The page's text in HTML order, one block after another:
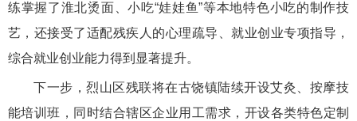
练掌握了淮北烫面、小吃“娃娃鱼”等本地特色小吃的制作技
艺，还接受了适配残疾人的心理疏导、就业创业专项指导，
综合就业创业能力得到显著提升。
下一步，烈山区残联将在古饶镇陆续开设艾灸、按摩技
能培训班，同时结合辖区企业用工需求，开设各类特色定制